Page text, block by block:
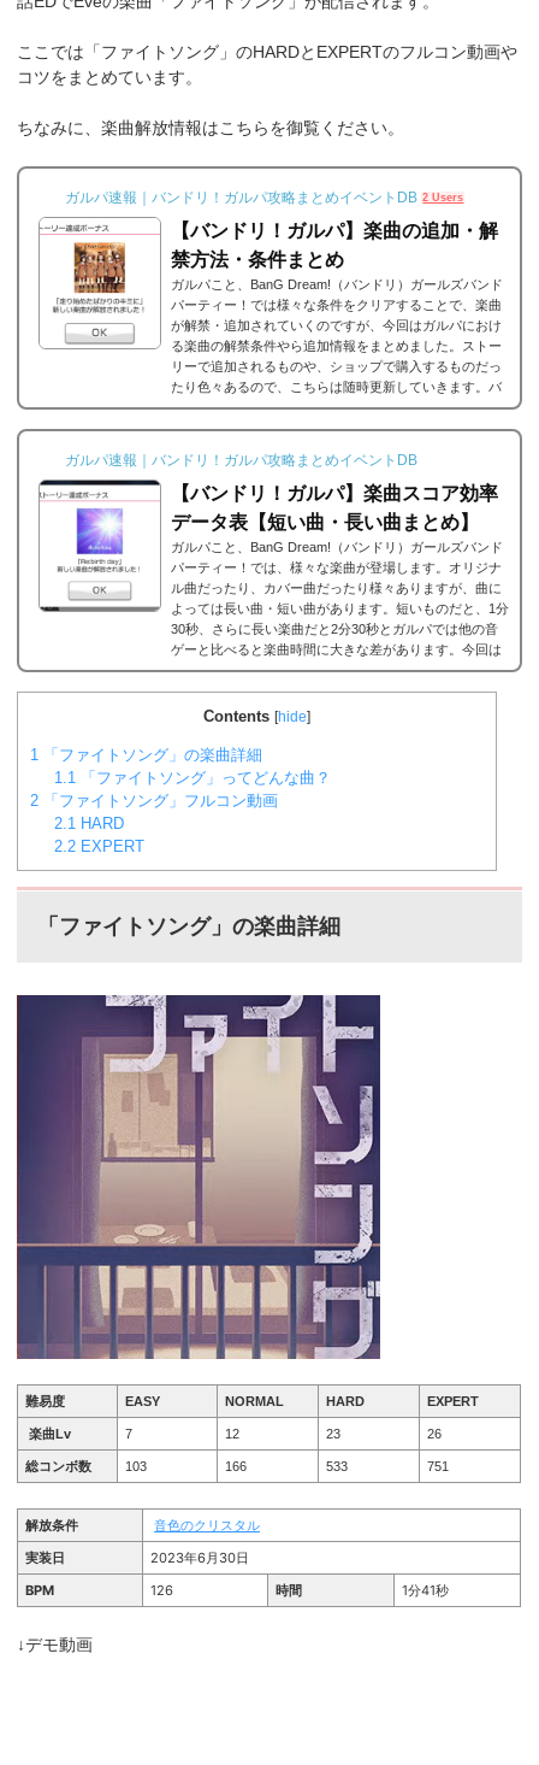
ここでは「ファイトソング」のHARDとEXPERTのフルコン動画や
コツをまとめています。
ちなみに、楽曲解放情報はこちらを御覧ください。
ガルパ速報｜バンドリ！ガルパ攻略まとめイベントDB 2 Users
【バンドリ！ガルパ】楽曲の追加・解
禁方法・条件まとめ
ガルパこと、BanG Dream!（バンドリ）ガールズバンド
パーティー！では様々な条件をクリアすることで、楽曲
が解禁・追加されていくのですが、今回はガルパにおけ
る楽曲の解禁条件やら追加情報をまとめました。ストー
リーで追加されるものや、ショップで購入するものだっ
たり色々あるので、こちらは随時更新していきます。バ
ンドリ/ガルパの楽曲の追加・解禁方法一覧それでは、バ
ンドリ/ガルパに於ける楽曲の追加・解禁方法一覧です。
り、いろいろな条件があると思うのですが、それぞれ...
ガルパ速報｜バンドリ！ガルパ攻略まとめイベントDB
【バンドリ！ガルパ】楽曲スコア効率
データ表【短い曲・長い曲まとめ】
ガルパこと、BanG Dream!（バンドリ）ガールズバンド
パーティー！では、様々な楽曲が登場します。オリジナ
ル曲だったり、カバー曲だったり様々ありますが、曲に
よっては長い曲・短い曲があります。短いものだと、1分
30秒、さらに長い楽曲だと2分30秒とガルパでは他の音
ゲーと比べると楽曲時間に大きな差があります。今回は
ガルパに登場する楽曲の長い曲、短い曲のまとめや、イ
ベント周回におすすめの楽曲などをまとめました。楽曲
別スコア効率表(協力ライブ) ↓別タブで見る場合はこち
Contents [hide]
1 「ファイトソング」の楽曲詳細
1.1 「ファイトソング」ってどんな曲？
2 「ファイトソング」フルコン動画
2.1 HARD
2.2 EXPERT
「ファイトソング」の楽曲詳細
難易度 EASY NORMAL HARD EXPERT
楽曲Lv 7 12 23 26
総コンボ数 103 166 533 751
解放条件
音色のクリスタル
実装日
2023年6月30日
BPM
126 時間 1分41秒
↓デモ動画